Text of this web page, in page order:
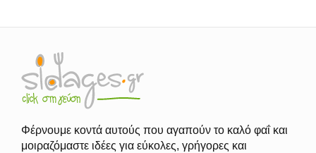
Φέρνουμε κοντά αυτούς που αγαπούν το καλό φαΐ και
μοιραζόμαστε ιδέες για εύκολες, γρήγορες και